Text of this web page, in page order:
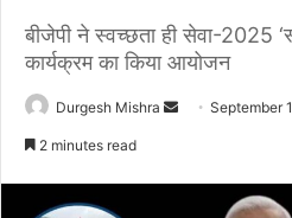
बीजेपी ने स्वच्छता ही सेवा-2025
कार्यक्रम का किया आयोजन
Durgesh Mishra
Send September
2 minutes read